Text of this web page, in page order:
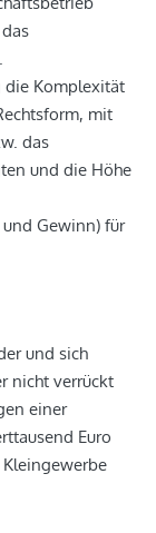
die Komplexität
mit
das
und die Höhe
Gewinn) für
und sich
nicht verrückt
einer
Euro